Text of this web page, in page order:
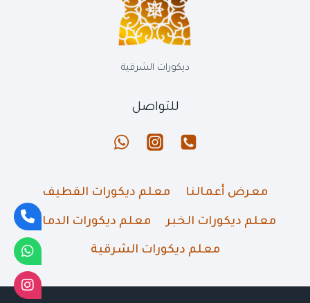
القطيف
دهانات
ديكورات الشرقية
للتواصل
معرض أعمالنا معلم ديكورات القطيف
معلم ديكورات الخبر معلم ديكورات الدمام
معلم ديكورات الشرقية